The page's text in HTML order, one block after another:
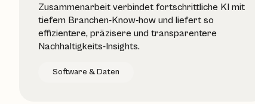
Zusammenarbeit verbindet fortschrittliche KI mit
tiefem Branchen-Know-how und liefert so
effizientere, präzisere und transparentere
Nachhaltigkeits-Insights.
Software & Daten